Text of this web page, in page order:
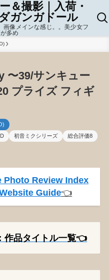
＆撮影｜入荷・
ガンガドール
画像メインな感じ。。美少女フ
多め
〜39/サンキュー
プライズ フィギ
初音ミクシリーズ 総合評価8
Photo Review Index
Guide👈️
作品タイトル一覧👈️